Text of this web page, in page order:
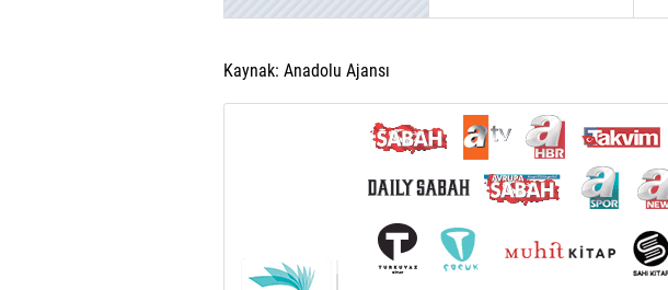
Kaynak: Anadolu Ajansı